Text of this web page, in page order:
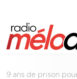
9 ans de prison